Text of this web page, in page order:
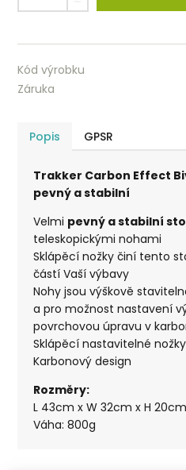
Kód výrobku
Záruka
Popis GPSR
Trakker Carbon Effect
pevný a stabilní
Velmi pevný a stabilní
teleskopickými nohami
Sklápěcí nožky činí tento
částí Vaší výbavy
Nohy jsou výškově
a pro možnost nastavení
povrchovou úpravu v
Sklápěcí nastavitelné
Karbonový design
Rozměry:
L 43cm x W 32cm x H
Váha: 800g